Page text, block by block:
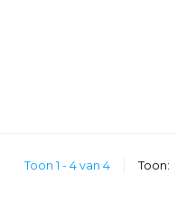
Toon 1 - 4 van 4 Toon: